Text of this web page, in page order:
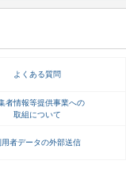
よくある質問
点があればこちら
よくある質問
者情報等提供事業への
取組について
用者データの外部送信